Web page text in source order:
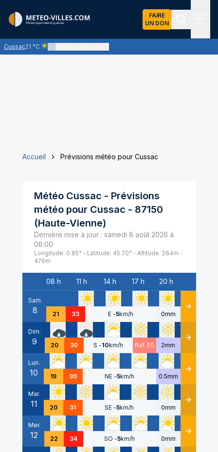
FAIRE
UN DON
Cussac21 °C
Ciel clair - quasiment pas de nuages et un soleil omniprésent
Accueil Prévisions météo pour Cussac
Météo Cussac - Prévisions
météo pour Cussac - 87150
(Haute-Vienne)
Dernière mise à jour : samedi 8 août 2026 à
08:00
Longitude: 0.85° - Latitude: 45.70° - Altitude: 264m -
476m
Date
08 h 11 h 14 h 17 h 20 h
Sam.
8 21 33 E -5km/h 0mm Détails
Dim.
9 20 30 S -10km/h Raf. 50 2mm Détails
Lun.
10 19 30 NE -5km/h 0.5mm Détails
Mar.
11 20 31 SE -5km/h 0mm Détails
Mer.
12 22 34 SO -5km/h 0mm Détails